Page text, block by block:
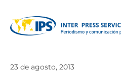
23 de agosto, 2013